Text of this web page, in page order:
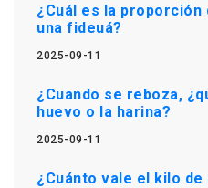
¿Cuál es la
una fideuá?
2025-09-11
¿Cuando se reboza,
huevo o la harina?
2025-09-11
¿Cuánto vale el kilo de